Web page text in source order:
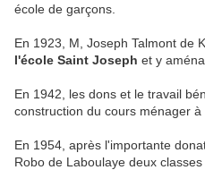
école de garçons.
En 1923, M, Joseph Talmont de
l'école Saint Joseph et y
En 1942, les dons et le travail
construction du cours ménager
En 1954, après l'importante
Robo de Laboulaye deux